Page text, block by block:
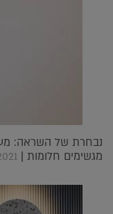
נבחרת של השראה:
מגשימים חלומות |